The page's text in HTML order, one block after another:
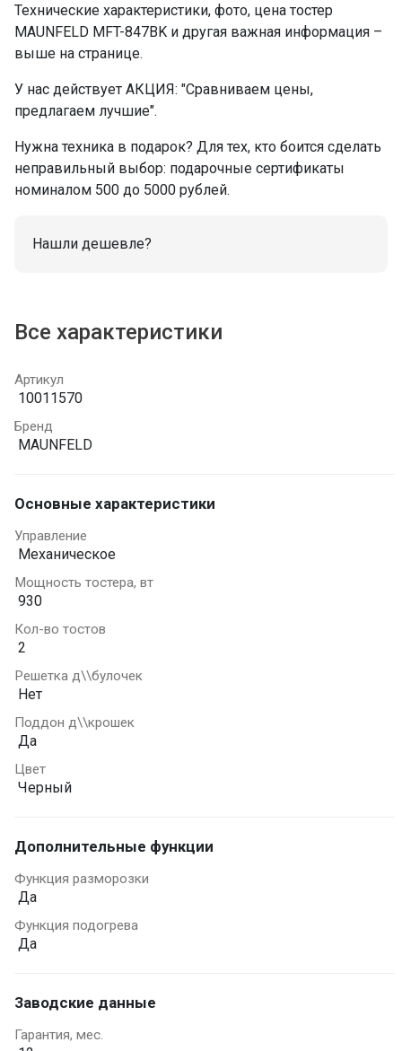
Технические характеристики, фото, цена тостер
MAUNFELD MFT-847BK и другая важная информация –
выше на странице.
У нас действует АКЦИЯ: "Сравниваем цены,
предлагаем лучшие".
Нужна техника в подарок? Для тех, кто боится сделать
неправильный выбор: подарочные сертификаты
номиналом 500 до 5000 рублей.
Нашли дешевле?
Все характеристики
Артикул
10011570
Бренд
MAUNFELD
Основные характеристики
Управление
Механическое
Мощность тостера, вт
930
Кол-во тостов
2
Решетка д\\булочек
Нет
Поддон д\\крошек
Да
Цвет
Черный
Дополнительные функции
Функция разморозки
Да
Функция подогрева
Да
Заводские данные
Гарантия, мес.